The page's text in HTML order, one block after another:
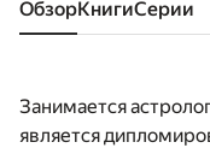
Обзор книги серии
Занимается
является